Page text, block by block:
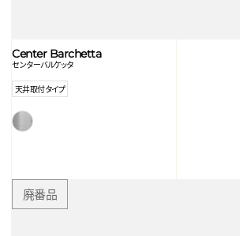
センターバルケッタ
Center Barchetta
天井取付タイプ